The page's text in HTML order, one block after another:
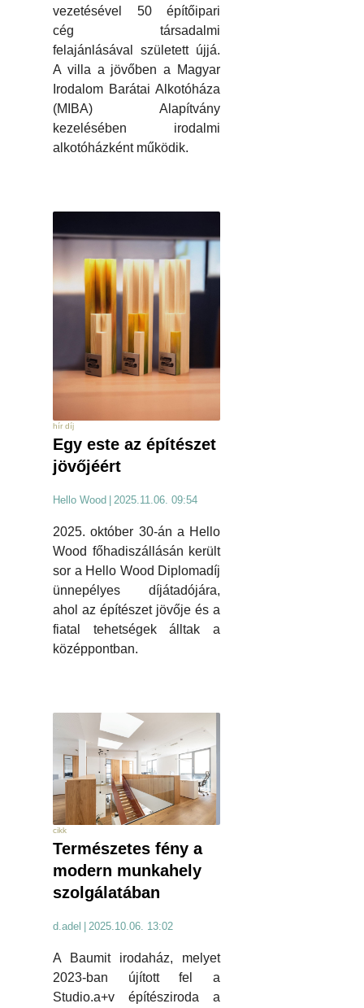
vezetésével 50 építőipari
cég társadalmi
felajánlásával született újjá.
A villa a jövőben a Magyar
Irodalom Barátai Alkotóháza
(MIBA) Alapítvány
kezelésében irodalmi
alkotóházként működik.
hír díj
Egy este az építészet
jövőjéért
Hello Wood 2025.11.06. 09:54
2025. október 30-án a Hello
Wood főhadiszállásán került
sor a Hello Wood Diplomadíj
ünnepélyes díjátadójára,
ahol az építészet jövője és a
fiatal tehetségek álltak a
középpontban.
cikk
Természetes fény a
modern munkahely
szolgálatában
d.adel | 2025.10.06. 13:02
A Baumit irodaház, melyet
2023-ban újított fel a
Studio.a+v építésziroda a